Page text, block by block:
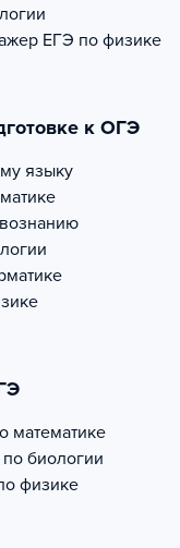
ЕГЭ по физике
к ОГЭ
языку
математике
биологии
физике